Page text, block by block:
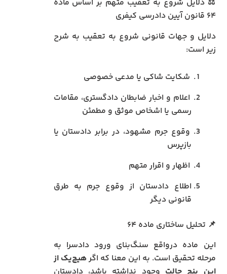
⚖️ دلایل شروع به تعقیب متهم بر اساس ماده
۶۴ قانون آیین دادرسی کیفری
دلایل و جهات قانونی شروع به تعقیب به شرح
زیر است:
شکایت شاکی یا مدعی خصوصی
اعلام و اخبار ضابطان دادگستری، مقامات
رسمی یا اشخاص موثق و مطمئن
وقوع جرم مشهود، در برابر دادستان یا
بازپرس
اظهار و اقرار متهم
اطلاع دادستان از وقوع جرم به طرق
قانونی دیگر
📌 تحلیل ساختاری ماده ۶۴
این ماده درواقع سنگ‌بنای ورود دادسرا به
مرحله تحقیق است. به این معنا که اگرهیچ‌یک از